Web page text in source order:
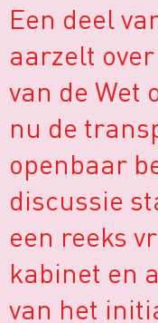
Een deel
aarzelt
van de Wet
nu de
openbaar
discussie
een reeks
kabinet en
van het